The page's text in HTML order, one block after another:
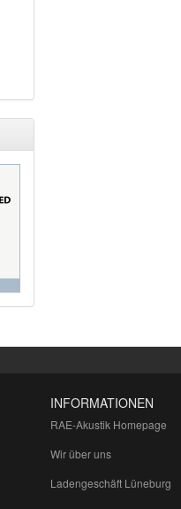
INFORMATIONEN
RAE-Akustik Homepage
Wir über uns
Ladengeschäft Lüneburg